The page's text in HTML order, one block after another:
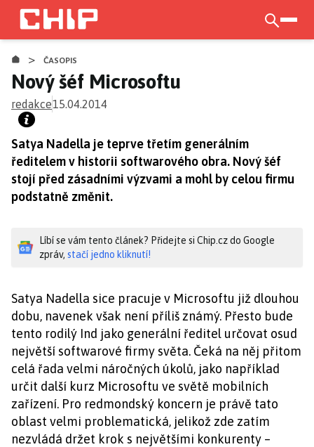
Přejít
hlavnímu
obsahu
> ČASOPIS
Nový šéf Microsoftu
redakce15.04.2014
Satya Nadella je teprve třetím generálním
ředitelem v historii softwarového obra. Nový šéf
stojí před zásadními výzvami a mohl by celou firmu
podstatně změnit.
Líbí se vám tento článek? Přidejte si Chip.cz do Google
zpráv, stačí jedno kliknutí!
Satya Nadella sice pracuje v Microsoftu již dlouhou
dobu, navenek však není příliš známý. Přesto bude
tento rodilý Ind jako generální ředitel určovat osud
největší softwarové firmy světa. Čeká na něj přitom
celá řada velmi náročných úkolů, jako například
určit další kurz Microsoftu ve světě mobilních
zařízení. Pro redmondský koncern je právě tato
oblast velmi problematická, jelikož zde zatím
nezvládá držet krok s největšími konkurenty –